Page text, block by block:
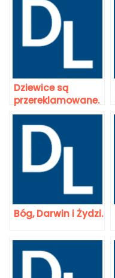
Dziewice są
przereklamowane.
Bóg, Darwin i Żydzi.